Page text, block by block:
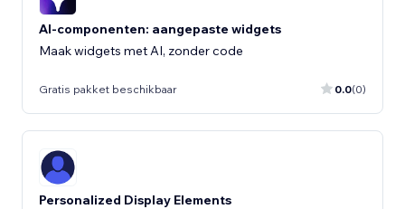
AI-componenten: aangepaste widgets
Maak widgets met AI, zonder code
Gratis pakket beschikbaar 0.0(0)
Personalized Display Elements